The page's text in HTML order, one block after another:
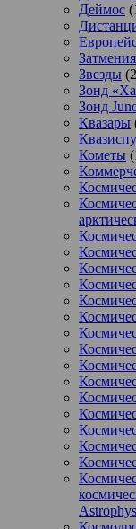
Деймос
Затмения
Звезды
Зонд
Зонд
Квазары
Кометы